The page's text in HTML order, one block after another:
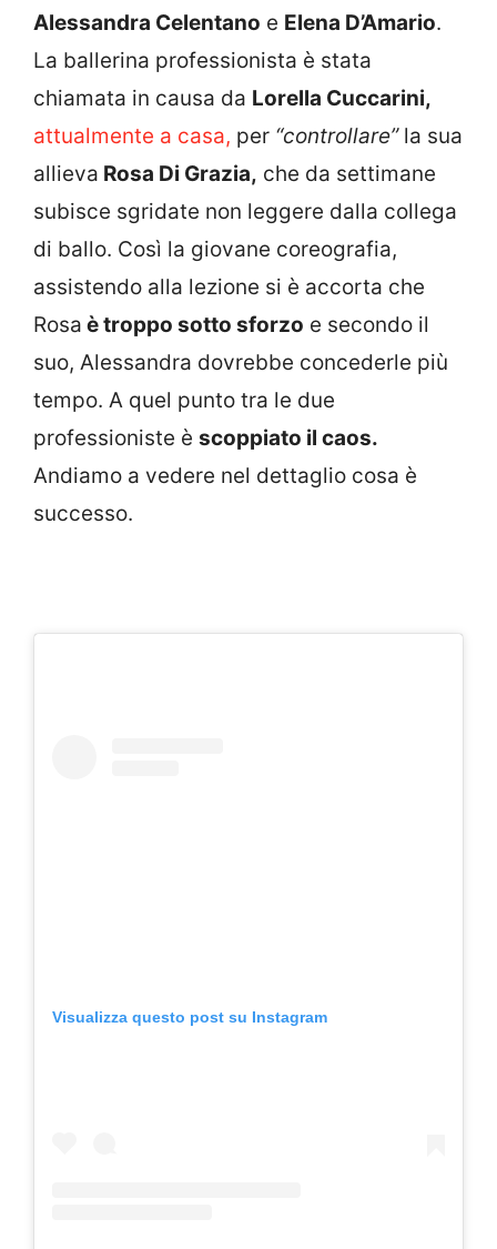
Alessandra Celentano e Elena D’Amario.
La ballerina professionista è stata
chiamata in causa da Lorella Cuccarini,
attualmente a casa, per “controllare”la sua
allieva Rosa Di Grazia, che da settimane
subisce sgridate non leggere dalla collega
di ballo. Così la giovane coreografia,
assistendo alla lezione si è accorta che
Rosa è troppo sotto sforzo e secondo il
suo, Alessandra dovrebbe concederle più
tempo. A quel punto tra le due
professioniste è scoppiato il caos.
Andiamo a vedere nel dettaglio cosa è
successo.
Visualizza questo post su Instagram